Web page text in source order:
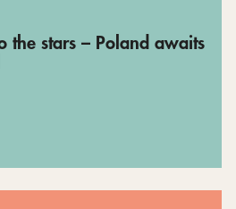
the stars – Poland awaits